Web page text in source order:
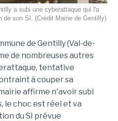
a subi une cyberattaque qui l'a
de son SI. (Crédit Mairie de Gentilly)
de Gentilly (Val-de-
de nombreuses autres
tentative
à couper sa
affirme n'avoir subi
le choc est réel et va
du SI prévue